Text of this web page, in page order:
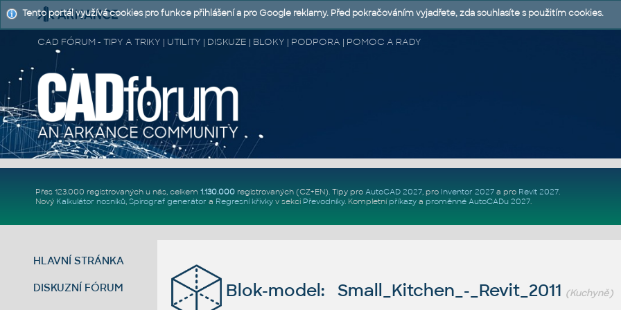
CAD FÓRUM - TIPY A TRIKY | UTILITY | DISKUZE | BLOKY | PODPORA | POMOC A RADY
Přes 123.000 registrovaných u nás, celkem 1.130.000registrovaných (CZ+EN). Tipy pro AutoCAD 2027, pro Inventor 2027a pro Revit 2027.
Nový Kalkulátor nosníků, Spirograf generátor a Regresní křivkyv sekci Převodníky. Kompletní příkazya proměnné AutoCADu 2027.
HLAVNÍ STRÁNKA
DISKUZNÍ FÓRUM Blok-model: Small_Kitchen_-_Revit_2011 (Kuchyně)
Tento portál využívá cookies pro funkce přihlášení a pro Google reklamy. Před pokračováním vyjadřete, zda souhlasíte s použitím cookies.